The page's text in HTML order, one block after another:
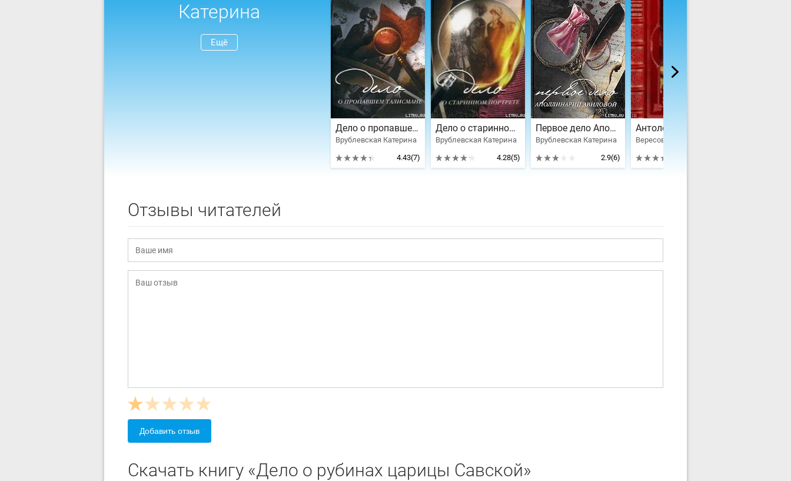
Катерина
Ещё
Дело о пропавшем талисмане
Врублевская Катерина
4.43(7)
Дело о старинном портрете
Врублевская Катерина
4.28(5)
Первое дело Аполлинарии Авиловой
Врублевская Катерина
2.9(6)
Отзывы читателей
Добавить отзыв
Скачать книгу «Дело о рубинах царицы Савской»